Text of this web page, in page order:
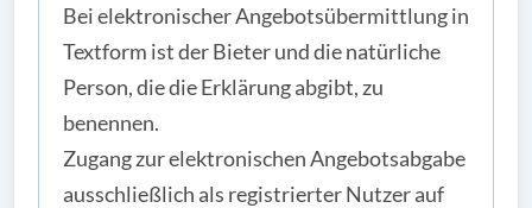
Bei elektronischer Angebotsübermittlung in
Textform ist der Bieter und die natürliche
Person, die die Erklärung abgibt, zu
benennen.
Zugang zur elektronischen Angebotsabgabe
ausschließlich als registrierter Nutzer auf